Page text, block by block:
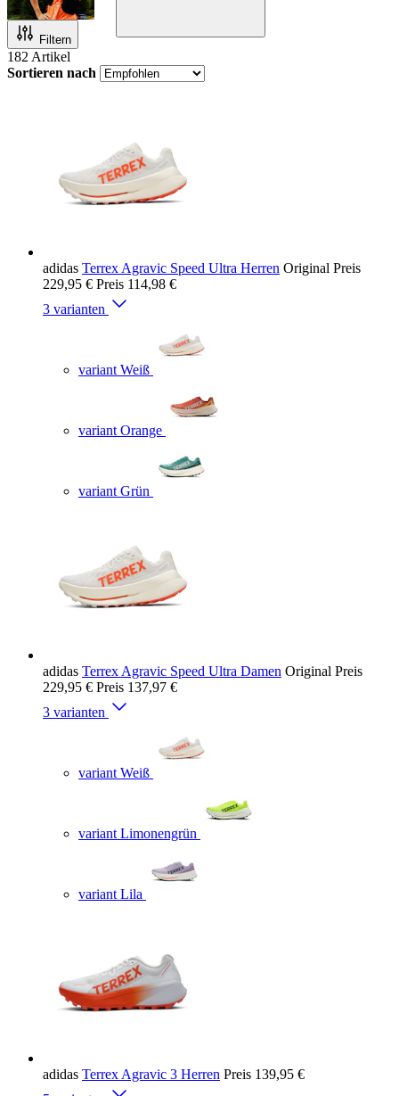
Filtern
182 Artikel
Sortieren nach
adidas Terrex Agravic Speed Ultra Herren Original Preis
229,95 € Preis 114,98 €
3 varianten
variant Weiß
variant Orange
variant Grün
adidas Terrex Agravic Speed Ultra Damen Original Preis
229,95 € Preis 137,97 €
3 varianten
variant Weiß
variant Limonengrün
variant Lila
adidas Terrex Agravic 3 Herren Preis 139,95 €